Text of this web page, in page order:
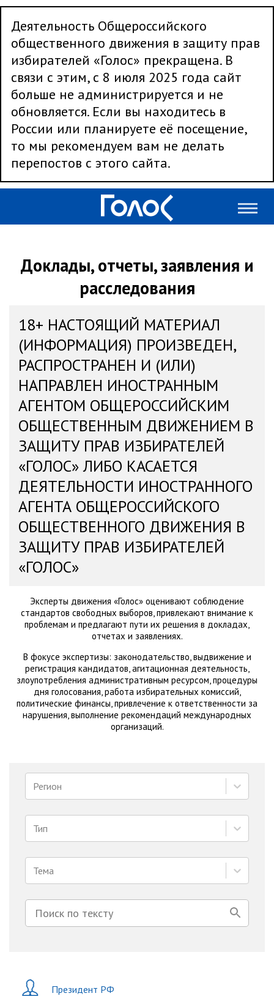
Деятельность Общероссийского
общественного движения в защиту прав
избирателей «Голос» прекращена. В
связи с этим, с 8 июля 2025 года сайт
больше не администрируется и не
обновляется. Если вы находитесь в
России или планируете её посещение,
то мы рекомендуем вам не делать
перепостов с этого сайта.
Доклады, отчеты, заявления и
расследования
18+ НАСТОЯЩИЙ МАТЕРИАЛ
(ИНФОРМАЦИЯ) ПРОИЗВЕДЕН,
РАСПРОСТРАНЕН И (ИЛИ)
НАПРАВЛЕН ИНОСТРАННЫМ
АГЕНТОМ ОБЩЕРОССИЙСКИМ
ОБЩЕСТВЕННЫМ ДВИЖЕНИЕМ В
ЗАЩИТУ ПРАВ ИЗБИРАТЕЛЕЙ
«ГОЛОС» ЛИБО КАСАЕТСЯ
ДЕЯТЕЛЬНОСТИ ИНОСТРАННОГО
АГЕНТА ОБЩЕРОССИЙСКОГО
ОБЩЕСТВЕННОГО ДВИЖЕНИЯ В
ЗАЩИТУ ПРАВ ИЗБИРАТЕЛЕЙ
«ГОЛОС»
Эксперты движения «Голос» оценивают соблюдение
стандартов свободных выборов, привлекают внимание к
проблемам и предлагают пути их решения в докладах,
отчетах и заявлениях.
В фокусе экспертизы: законодательство, выдвижение и
регистрация кандидатов, агитационная деятельность,
злоупотребления административным ресурсом, процедуры
дня голосования, работа избирательных комиссий,
политические финансы, привлечение к ответственности за
нарушения, выполнение рекомендаций международных
организаций.
Регион
Тип
Тема
Президент РФ